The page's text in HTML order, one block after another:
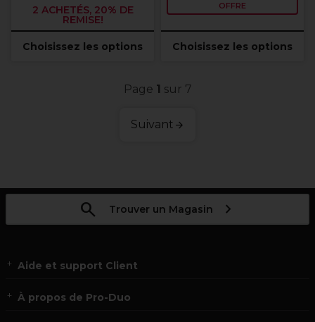
2 ACHETÉS, 20% DE
REMISE!
Choisissez les options
OFFRE
Choisissez les options
Page 1 sur 7
Suivant
Trouver un Magasin
Aide et support Client
À propos de Pro-Duo